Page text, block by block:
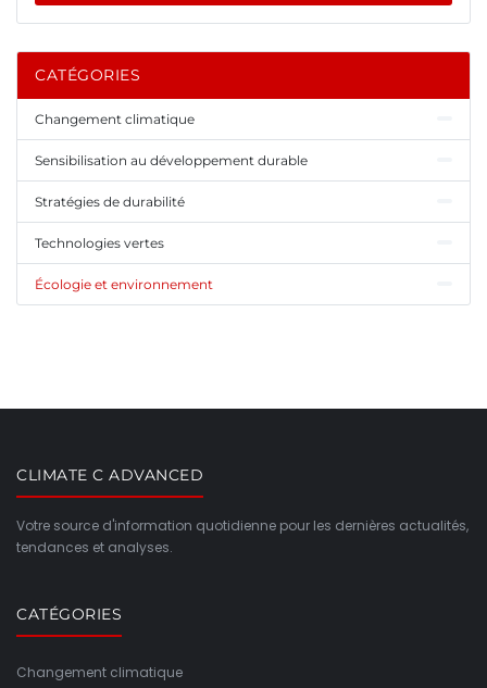
CATÉGORIES
Changement climatique
Sensibilisation au développement durable
Stratégies de durabilité
Technologies vertes
Écologie et environnement
CLIMATE C ADVANCED
Votre source d'information quotidienne pour les dernières actualités,
tendances et analyses.
CATÉGORIES
Changement climatique